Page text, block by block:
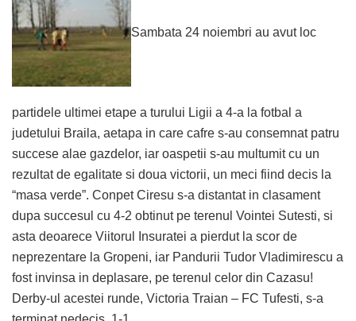
Sambata 24 noiembri au avut loc
partidele ultimei etape a turului Ligii a 4-a la fotbal a
judetului Braila, aetapa in care cafre s-au consemnat patru
succese alae gazdelor, iar oaspetii s-au multumit cu un
rezultat de egalitate si doua victorii, un meci fiind decis la
“masa verde”. Conpet Ciresu s-a distantat in clasament
dupa succesul cu 4-2 obtinut pe terenul Vointei Sutesti, si
asta deoarece Viitorul Insuratei a pierdut la scor de
neprezentare la Gropeni, iar Pandurii Tudor Vladimirescu a
fost invinsa in deplasare, pe terenul celor din Cazasu!
Derby-ul acestei runde, Victoria Traian – FC Tufesti, s-a